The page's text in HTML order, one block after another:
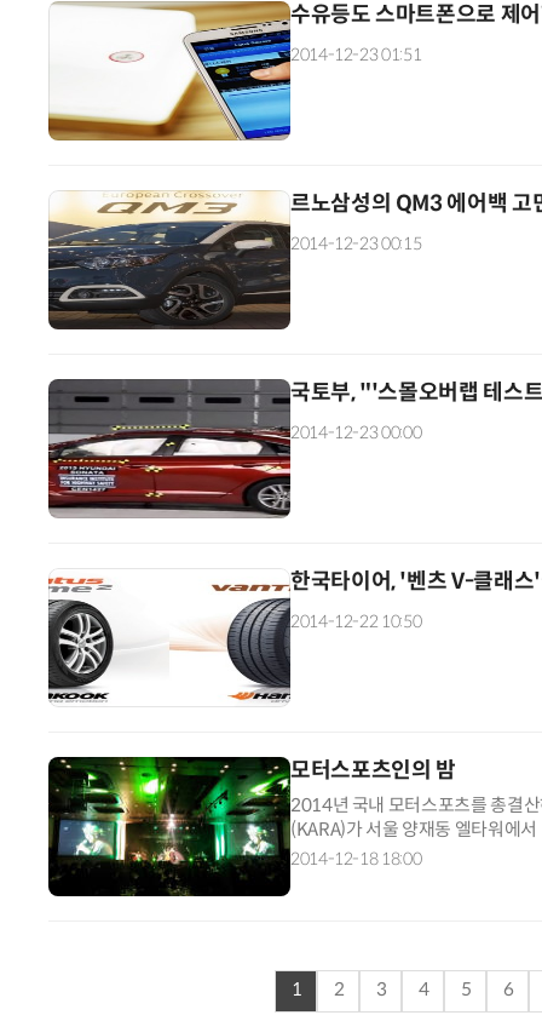
수유등도 스마트폰으로 제
2014-12-23 01:51
르노삼성의 QM3 에어백
2014-12-23 00:15
국토부, "'스몰오버랩 테스
2014-12-23 00:00
한국타이어, '벤츠 V-클래스
2014-12-22 10:50
모터스포츠인의 밤
2014년 국내 모터스포츠를 총결
(KARA)가 서울 양재동 엘타워에
2014-12-18 18:00
1 2 3 4 5 6